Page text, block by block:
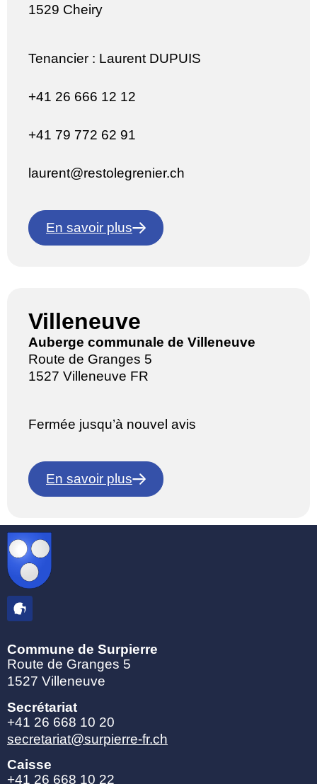
1529 Cheiry
Tenancier : Laurent DUPUIS
+41 26 666 12 12
+41 79 772 62 91
laurent@restolegrenier.ch
En savoir plus
Villeneuve
Auberge communale de Villeneuve
Route de Granges 5
1527 Villeneuve FR
Fermée jusqu’à nouvel avis
En savoir plus
Commune de Surpierre
Route de Granges 5
1527 Villeneuve
Secrétariat
+41 26 668 10 20
secretariat@surpierre-fr.ch
Caisse
+41 26 668 10 22